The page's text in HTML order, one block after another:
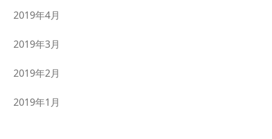
2019年4月
2019年3月
2019年2月
2019年1月